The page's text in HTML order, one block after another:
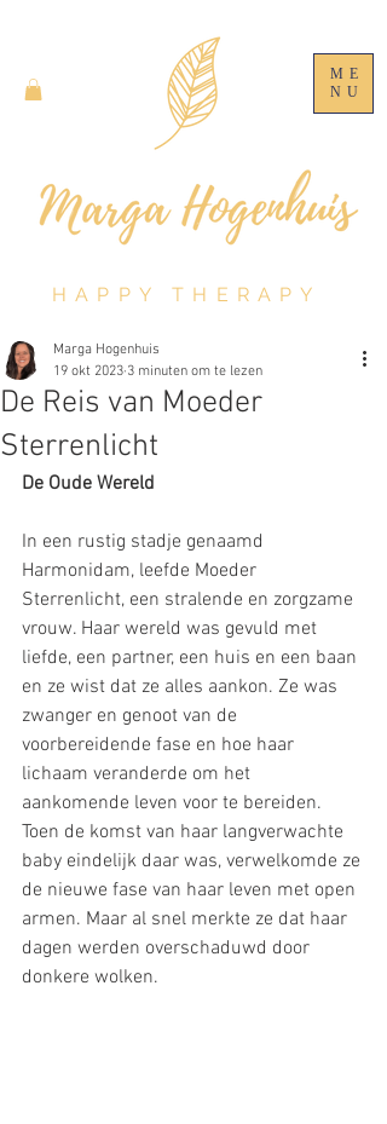
ME
NU
HAPPY THERAPY
De Reis van Moeder
Sterrenlicht
Marga Hogenhuis
19 okt 2023 3 minuten om te lezen
De Oude Wereld
In een rustig stadje genaamd
Harmonidam, leefde Moeder
Sterrenlicht, een stralende en zorgzame
vrouw. Haar wereld was gevuld met
liefde, een partner, een huis en een baan
en ze wist dat ze alles aankon. Ze was
zwanger en genoot van de
voorbereidende fase en hoe haar
lichaam veranderde om het
aankomende leven voor te bereiden.
Toen de komst van haar langverwachte
baby eindelijk daar was, verwelkomde ze
de nieuwe fase van haar leven met open
armen. Maar al snel merkte ze dat haar
dagen werden overschaduwd door
donkere wolken.